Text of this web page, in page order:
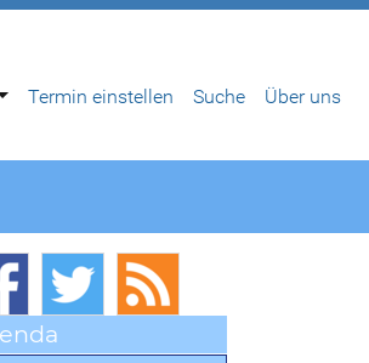
Termin einstellen Suche Über uns